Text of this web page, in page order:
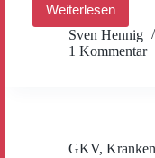
Weiterlesen
GKV-
Höchstbeitrag
2026 –
Sven Hennig
1 Kommentar
GKV,